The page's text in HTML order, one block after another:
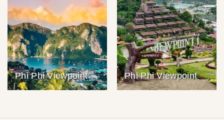
Phi Phi Viewpoint Phi Phi Viewpoint